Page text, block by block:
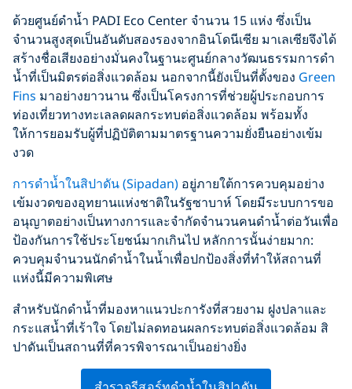
ด้วยศูนย์ดำน้ำ PADI Eco Center จำนวน 15 แห่ง ซึ่งเป็น
จำนวนสูงสุดเป็นอันดับสองรองจากอินโดนีเซีย มาเลเซียจึงได้
สร้างชื่อเสียงอย่างมั่นคงในฐานะศูนย์กลางวัฒนธรรมการดำ
น้ำที่เป็นมิตรต่อสิ่งแวดล้อม นอกจากนี้ยังเป็นที่ตั้งของ Green
Fins มาอย่างยาวนาน ซึ่งเป็นโครงการที่ช่วยผู้ประกอบการ
ท่องเที่ยวทางทะเลลดผลกระทบต่อสิ่งแวดล้อม พร้อมทั้ง
ให้การยอมรับผู้ที่ปฏิบัติตามมาตรฐานความยั่งยืนอย่างเข้ม
งวด
การดำน้ำในสิปาดัน (Sipadan) อยู่ภายใต้การควบคุมอย่าง
เข้มงวดของอุทยานแห่งชาติในรัฐซาบาห์ โดยมีระบบการขอ
อนุญาตอย่างเป็นทางการและจำกัดจำนวนคนดำน้ำต่อวันเพื่อ
ป้องกันการใช้ประโยชน์มากเกินไป หลักการนั้นง่ายมาก:
ควบคุมจำนวนนักดำน้ำในน้ำเพื่อปกป้องสิ่งที่ทำให้สถานที่
แห่งนี้มีความพิเศษ
สำหรับนักดำน้ำที่มองหาแนวปะการังที่สวยงาม ฝูงปลาและ
กระแสน้ำที่เร้าใจ โดยไม่ลดทอนผลกระทบต่อสิ่งแวดล้อม สิ
ปาดันเป็นสถานที่ที่ควรพิจารณาเป็นอย่างยิ่ง